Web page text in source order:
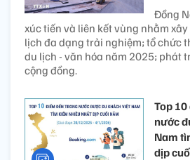
Đồng
xúc tiến và liên kết vùng nhằm
lịch đa dạng trải nghiệm; tổ chức
du lịch - văn hóa năm 2025; phát
cộng đồng.
Top
nước
Nam
dịp